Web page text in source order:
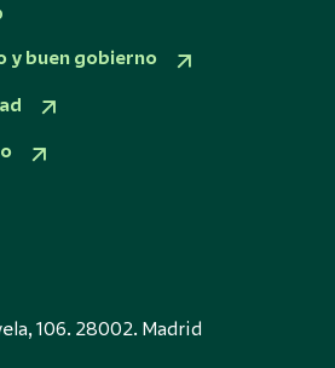
y buen gobierno
106. 28002. Madrid